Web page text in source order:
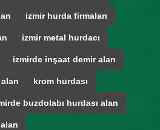
izmir hurda firmaları
izmir metal hurdacı
izmirde inşaat demir alan
krom hurdası
buzdolabı hurdası alan